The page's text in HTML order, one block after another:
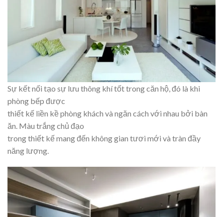
Sự kết nối tạo sự lưu thông khí tốt trong căn hộ, đó là khi
phòng bếp được
thiết kế liền kề phòng khách và ngăn cách với nhau bởi bàn
ăn. Màu trắng chủ đạo
trong thiết kế mang đến không gian tươi mới và tràn đầy
năng lượng.